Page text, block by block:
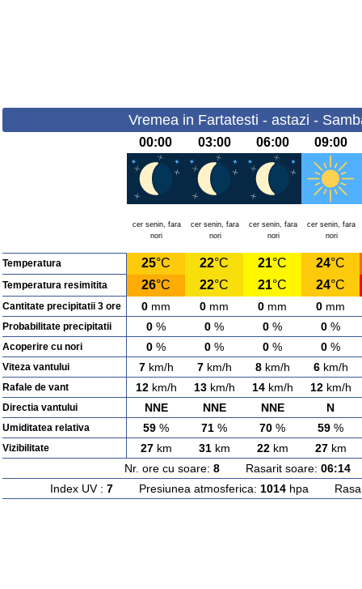
Vremea in Fartatesti - astazi -
00:00 03:00 06:00 09:00
cer senin, fara
nori
cer senin, fara
nori
cer senin, fara
nori
cer senin, fara
nori
Temperatura 25°C 22°C 21°C 24°C
Temperatura resimitita 26°C 22°C 21°C 24°C
Cantitate precipitatii 3 ore 0 mm 0 mm 0 mm 0 mm
Probabilitate precipitatii 0 % 0 % 0 % 0 %
Acoperire cu nori 0 % 0 % 0 % 0 %
Viteza vantului 7km/h 7km/h 8km/h 6km/h
Rafale de vant 12km/h 13km/h 14km/h 12km/h
Directia vantului NNE NNE NNE N
Umiditatea relativa 59 % 71 % 70 % 59 %
Vizibilitate 27km 31km 22km 27km
Nr. ore cu soare: 8Rasarit soare: 06:14
Index UV : 7Presiunea atmosferica: 1014hpa